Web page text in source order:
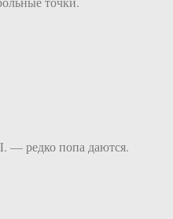
— редко попа даются.